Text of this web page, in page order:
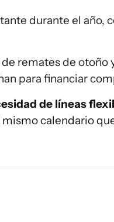
durante el año,
remates de otoño
para financiar
de líneas
calendario